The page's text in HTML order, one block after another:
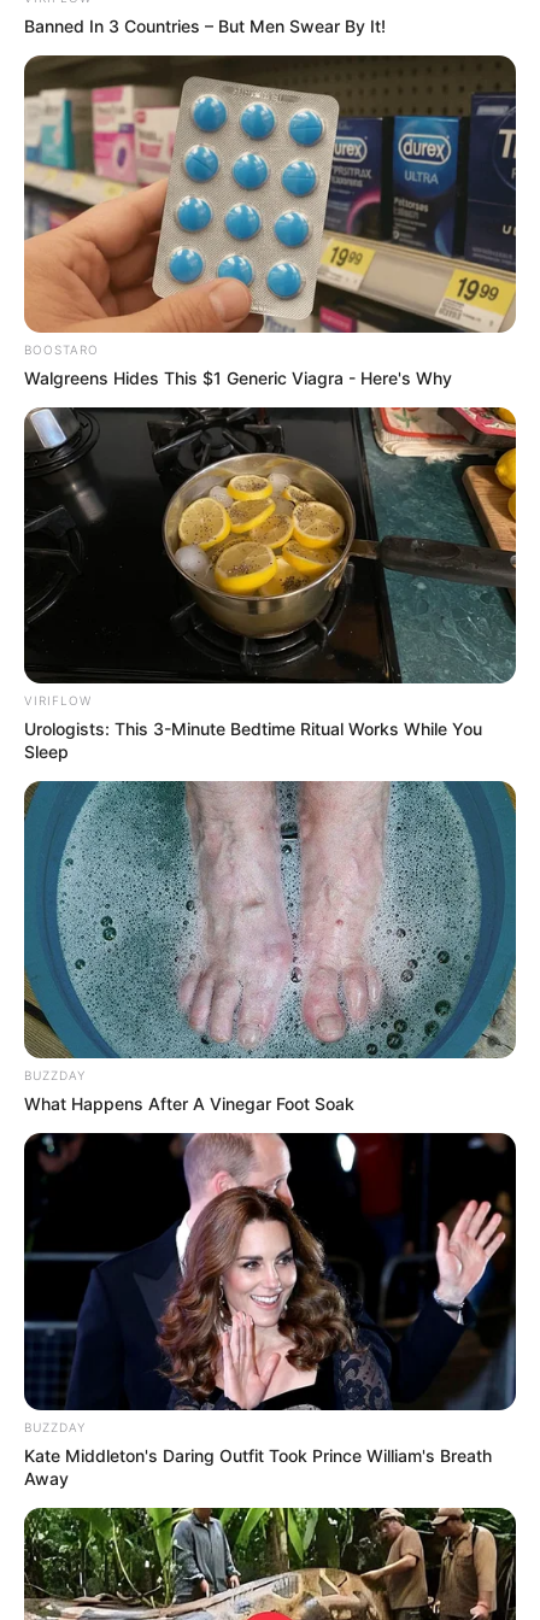
LIHAT ARTIKEL LAINNYA
Laras Kinanda Megan Domani
Banned In 3 Countries – But Men Swear By It!
BOOSTARO
Walgreens Hides This $1 Generic Viagra - Here's Why
VIRIFLOW
Urologists: This 3-Minute Bedtime Ritual Works While You
Sleep
BUZZDAY
What Happens After A Vinegar Foot Soak
BUZZDAY
Kate Middleton's Daring Outfit Took Prince William's Breath
Away